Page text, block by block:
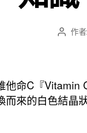
文 作者:
他命C『Vitamin
而來的白色結晶